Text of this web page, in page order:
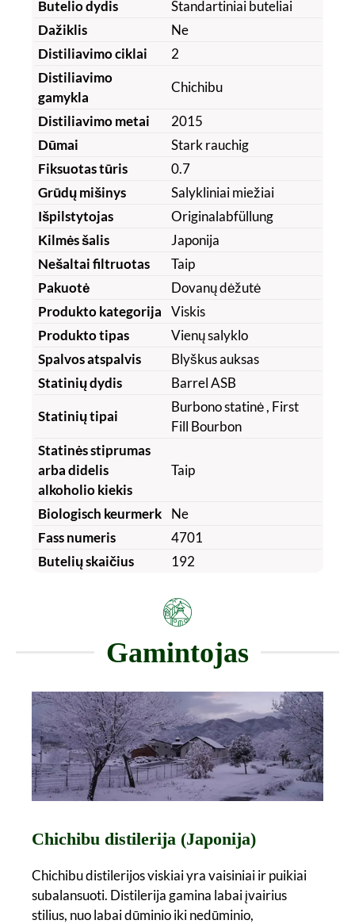
Butelio dydis
Standartiniai buteliai
Dažiklis
Ne
Distiliavimo ciklai
2
Distiliavimo
gamykla
Chichibu
Distiliavimo metai
2015
Dūmai
Stark rauchig
Fiksuotas tūris
0.7
Grūdų mišinys
Salykliniai miežiai
Išpilstytojas
Originalabfüllung
Kilmės šalis
Japonija
Nešaltai filtruotas
Taip
Pakuotė
Dovanų dėžutė
Produkto kategorija
Viskis
Produkto tipas
Vienų salyklo
Spalvos atspalvis
Blyškus auksas
Statinių dydis
Barrel ASB
Statinių tipai
Burbono statinė, First
Fill Bourbon
Statinės stiprumas
arba didelis
alkoholio kiekis
Taip
Biologisch keurmerk
Ne
Fass numeris
4701
Butelių skaičius
192
Gamintojas
Chichibu distilerija (Japonija)
Chichibu distilerijos viskiai yra vaisiniai ir puikiai
subalansuoti. Distilerija gamina labai įvairius
stilius, nuo labai dūminio iki nedūminio,